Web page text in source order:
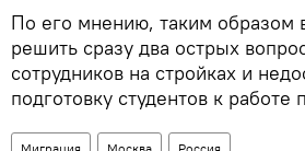
По его мнению, таким образом
решить сразу два острых
сотрудников на стройках и
подготовку студентов к работе